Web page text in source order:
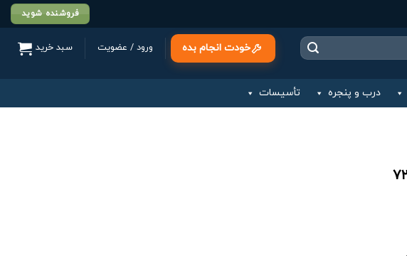
فروشنده شوید
خودت انجام بده ورود / عضویت سبد خرید
درب و پنجره تأسیسات